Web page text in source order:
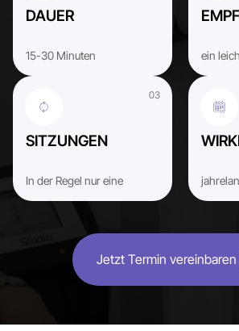
DAUER
15-30 Minuten ein
SITZUNGEN
In der Regel nur eine
Jetzt Termin vereinbaren